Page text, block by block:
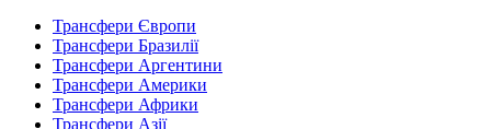
Трансфери Європи
Трансфери Бразилії
Трансфери Аргентини
Трансфери Америки
Трансфери Африки
Трансфери Азії